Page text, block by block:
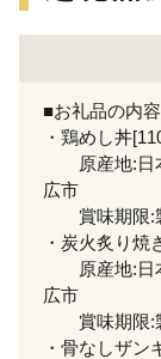
■お礼品の内
・鶏めし丼
原産地:日本
広市
賞味期限:
・炭火炙り焼
原産地:日本
広市
賞味期限:
・骨なしザン